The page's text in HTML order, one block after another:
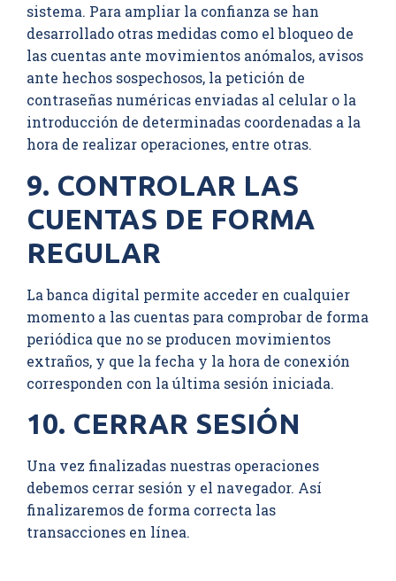
sistema. Para ampliar la confianza se han
desarrollado otras medidas como el bloqueo de
las cuentas ante movimientos anómalos, avisos
ante hechos sospechosos, la petición de
contraseñas numéricas enviadas al celular o la
introducción de determinadas coordenadas a la
hora de realizar operaciones, entre otras.
9. CONTROLAR LAS
CUENTAS DE FORMA
REGULAR
La banca digital permite acceder en cualquier
momento a las cuentas para comprobar de forma
periódica que no se producen movimientos
extraños, y que la fecha y la hora de conexión
corresponden con la última sesión iniciada.
10. CERRAR SESIÓN
Una vez finalizadas nuestras operaciones
debemos cerrar sesión y el navegador. Así
finalizaremos de forma correcta las
transacciones en línea.